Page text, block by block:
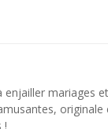
enjailler mariages et
originale
!